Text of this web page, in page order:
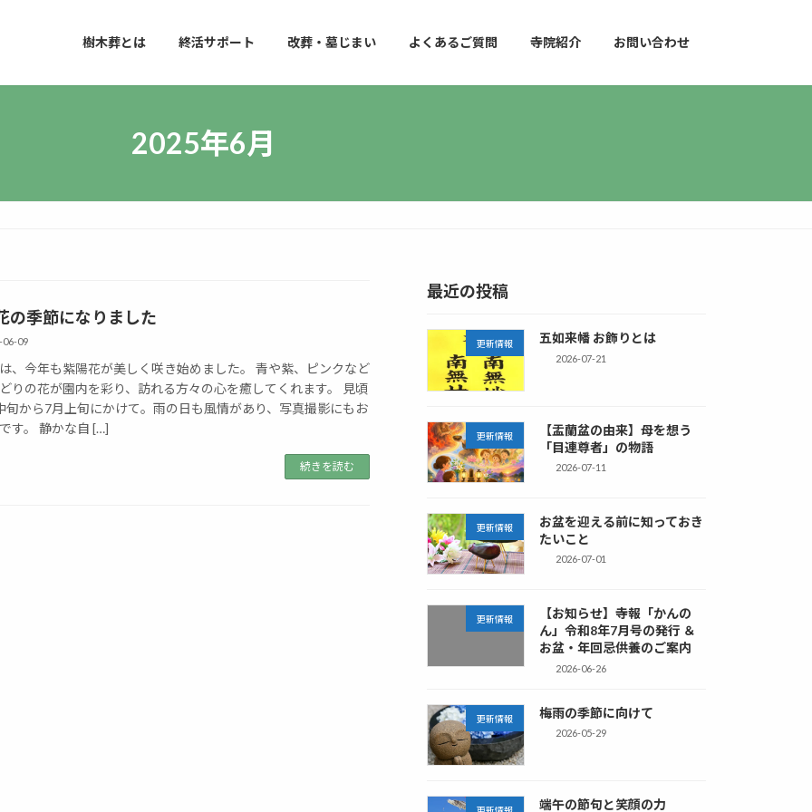
樹木葬とは 終活サポート 改葬・墓じまい よくあるご質問 寺院紹介 お問い合わせ
2025年6月
の季節になりました
06-09
、今年も紫陽花が美しく咲き始めました。 青や紫、ピンクなど
りの花が園内を彩り、訪れる方々の心を癒してくれます。 見頃
旬から7月上旬にかけて。雨の日も風情があり、写真撮影にもお
す。 静かな自 […]
続きを読む
最近の投稿
更新情報 五如来幡 お飾りとは
2026-07-21
更新情報
【盂蘭盆の由来】母を想う
「目連尊者」の物語
2026-07-11
更新情報
お盆を迎える前に知っておき
たいこと
2026-07-01
更新情報
【お知らせ】寺報「かんの
ん」令和8年7月号の発行 ＆
お盆・年回忌供養のご案内
2026-06-26
更新情報 梅雨の季節に向けて
2026-05-29
端午の節句と笑顔の力